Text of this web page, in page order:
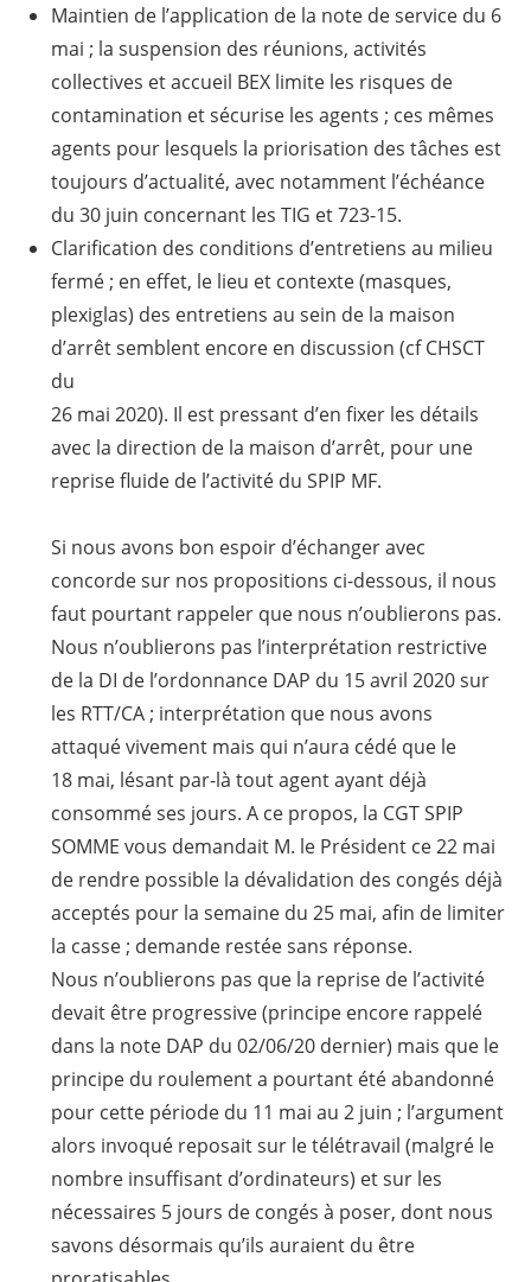
Maintien de l’application de la note de service du 6
mai ; la suspension des réunions, activités
collectives et accueil BEX limite les risques de
contamination et sécurise les agents ; ces mêmes
agents pour lesquels la priorisation des tâches est
toujours d’actualité, avec notamment l’échéance
du 30 juin concernant les TIG et 723-15.
Clarification des conditions d’entretiens au milieu
fermé ; en effet, le lieu et contexte (masques,
plexiglas) des entretiens au sein de la maison
d’arrêt semblent encore en discussion (cf CHSCT
du
26 mai 2020). Il est pressant d’en fixer les détails
avec la direction de la maison d’arrêt, pour une
reprise fluide de l’activité du SPIP MF.
Si nous avons bon espoir d’échanger avec
concorde sur nos propositions ci-dessous, il nous
faut pourtant rappeler que nous n’oublierons pas.
Nous n’oublierons pas l’interprétation restrictive
de la DI de l’ordonnance DAP du 15 avril 2020 sur
les RTT/CA ; interprétation que nous avons
attaqué vivement mais qui n’aura cédé que le
18 mai, lésant par-là tout agent ayant déjà
consommé ses jours. A ce propos, la CGT SPIP
SOMME vous demandait M. le Président ce 22 mai
de rendre possible la dévalidation des congés déjà
acceptés pour la semaine du 25 mai, afin de limiter
la casse ; demande restée sans réponse.
Nous n’oublierons pas que la reprise de l’activité
devait être progressive (principe encore rappelé
dans la note DAP du 02/06/20 dernier) mais que le
principe du roulement a pourtant été abandonné
pour cette période du 11 mai au 2 juin ; l’argument
alors invoqué reposait sur le télétravail (malgré le
nombre insuffisant d’ordinateurs) et sur les
nécessaires 5 jours de congés à poser, dont nous
savons désormais qu’ils auraient du être